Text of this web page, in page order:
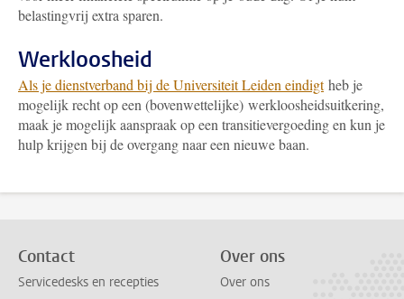
belastingvrij extra sparen.
Werkloosheid
Als je dienstverband bij de Universiteit Leiden eindigtheb je
mogelijk recht op een (bovenwettelijke) werkloosheidsuitkering,
maak je mogelijk aanspraak op een transitievergoeding en kun je
hulp krijgen bij de overgang naar een nieuwe baan.
Contact
Servicedesks en recepties
Over ons
Over ons